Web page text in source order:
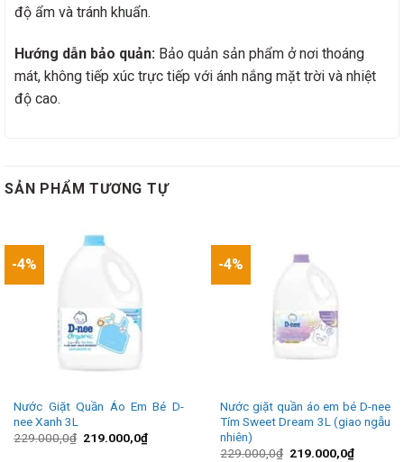
độ ẩm và tránh khuẩn.
Hướng dẫn bảo quản: Bảo quản sản phẩm ở nơi thoáng
mát, không tiếp xúc trực tiếp với ánh nắng mặt trời và nhiệt
độ cao.
SẢN PHẨM TƯƠNG TỰ
-4%
Nước Giặt Quần Áo Em Bé D-
nee Xanh 3L
229.000,0₫ Giá
219.000,0₫Giá
-4%
Nước giặt quần áo em bé D-nee
Tím Sweet Dream 3L (giao ngẫu
nhiên)
229.000,0₫ Giá
219.000,0₫Giá